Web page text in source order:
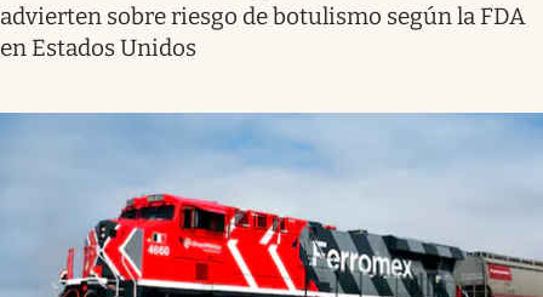
advierten sobre riesgo de botulismo según la FDA
en Estados Unidos